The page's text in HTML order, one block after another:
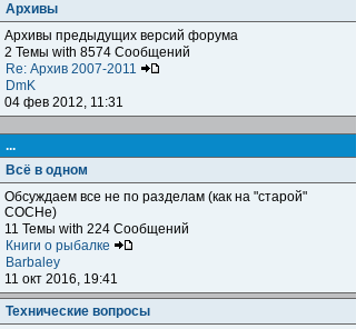
Архивы
Архивы предыдущих версий форума
2 Темы with 8574 Сообщений
Re: Архив 2007-2011
DmK
04 фев 2012, 11:31
...
Всё в одном
Обсуждаем все не по разделам (как на "старой"
СОСНе)
11 Темы with 224 Сообщений
Книги о рыбалке
Barbaley
11 окт 2016, 19:41
Технические вопросы